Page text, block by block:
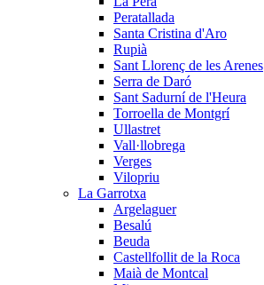
Peratallada
Santa Cristina d'Aro
Rupià
Sant Llorenç de les Arenes
Serra de Daró
Sant Sadurní de l'Heura
Torroella de Montgrí
Ullastret
Vall·llobrega
Verges
Vilopriu
La Garrotxa
Argelaguer
Besalú
Beuda
Castellfollit de la Roca
Maià de Montcal